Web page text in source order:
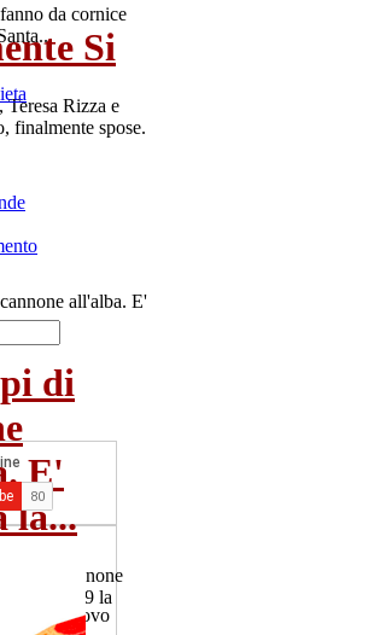
da cornice
Si
Teresa Rizza e
finalmente spose.
di
E'
la...
di cannone
Alle 19 la
dal...